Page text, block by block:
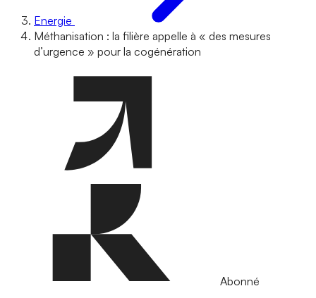
Energie
Méthanisation : la filière appelle à « des mesures
d’urgence » pour la cogénération
Abonné